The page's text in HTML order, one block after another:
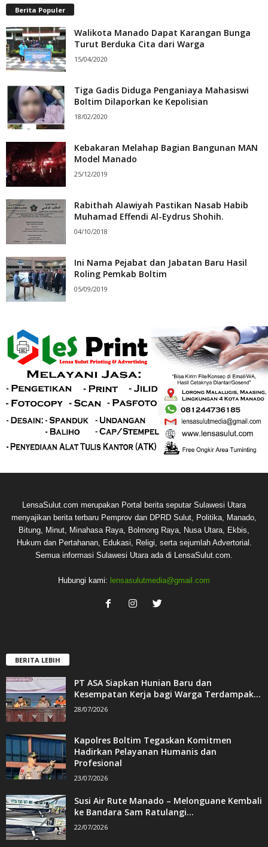
Berita Populer
Walikota Manado Dapat Karangan Bunga
Turut Berduka Cita dari Warga
15/04/2020
Tiga Gadis Diduga Penganiaya Mahasiswi
Boltim Dilaporkan ke Kepolisian
18/02/2020
Kebakaran Melahap Bagian Bangunan MAN
Model Manado
25/12/2019
Rabithah Alawiyah Pastikan Nasab Habib
Muhamad Effendi Al-Eydrus Shohih.
04/10/2018
Ini Nama Pejabat dan Jabatan Baru Hasil
Roling Pemkab Boltim
05/09/2019
LensaSulut.com merupakan Portal berita seputar Sulawesi Utara
menyajikan berita terbaru Pemprov dan DPRD Sulut, Politika, Manado,
Bitung, Minut, Minahasa Raya, Bolmong Raya, Nusa Utara, Ekbis,
Hukum dan Pertahanan, Edukasi, Religi, serta sejumlah Advertorial.
Semua informasi Sulawesi Utara ada di LensaSulut.com.
Hubungi kami: lensasulutmedia@gmail.com
BERITA LEBIH
PT ASA Siapkan Hunian Baru dan
Kesempatan Kerja bagi Warga Terdampak...
28/07/2026
Kapolres Boltim Tegaskan Komitmen
Hadirkan Pelayanan Humanis dan
Profesional
23/07/2026
Susi Air Rute Manado – Melonguane Kembali
ke Bandara Sam Ratulangi...
22/07/2026